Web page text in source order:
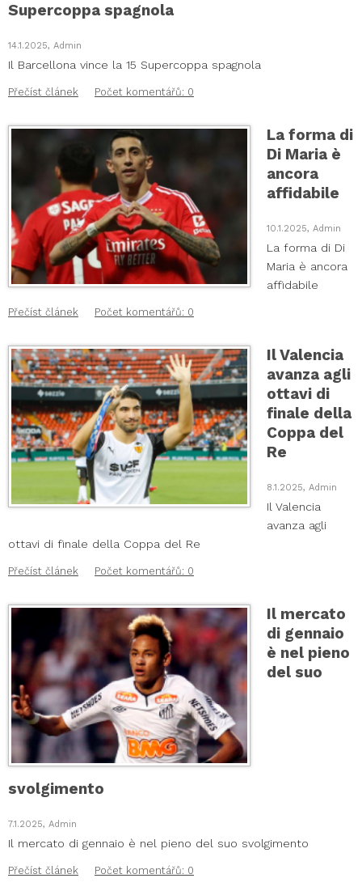
Supercoppa spagnola
14.1.2025, Admin
Il Barcellona vince la 15 Supercoppa spagnola
Přečíst článek Počet komentářů: 0
La forma di
Di Maria è
ancora
affidabile
10.1.2025, Admin
La forma di Di
Maria è ancora
affidabile
Přečíst článek Počet komentářů: 0
Il Valencia
avanza agli
ottavi di
finale della
Coppa del
Re
8.1.2025, Admin
Il Valencia
avanza agli
ottavi di finale della Coppa del Re
Přečíst článek Počet komentářů: 0
Il mercato
di gennaio
è nel pieno
del suo
svolgimento
7.1.2025, Admin
Il mercato di gennaio è nel pieno del suo svolgimento
Přečíst článek Počet komentářů: 0